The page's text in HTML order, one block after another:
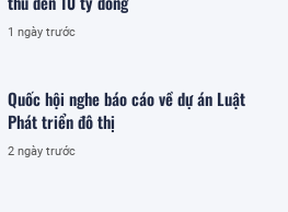
1 ngày trước
Quốc hội nghe báo cáo về dự án Luật
Phát triển đô thị
2 ngày trước